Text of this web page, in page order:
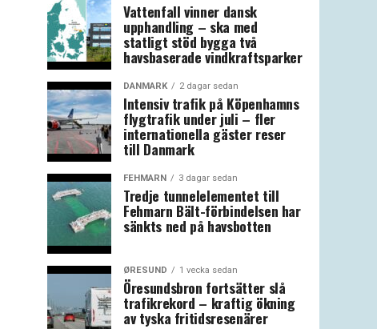
Vattenfall vinner dansk
upphandling – ska med
statligt stöd bygga två
havsbaserade vindkraftsparker
DANMARK 2 dagar sedan
Intensiv trafik på Köpenhamns
flygtrafik under juli – fler
internationella gäster reser
till Danmark
FEHMARN 3 dagar sedan
Tredje tunnelelementet till
Fehmarn Bält-förbindelsen har
sänkts ned på havsbotten
ØRESUND 1 vecka sedan
Öresundsbron fortsätter slå
trafikrekord – kraftig ökning
av tyska fritidsresenärer